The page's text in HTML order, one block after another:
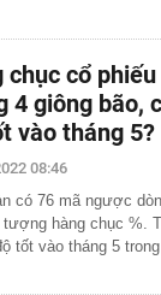
chục cổ
4 giông bão,
vào tháng 5?
08:46
có 76 mã ngược
tượng hàng chục %.
tốt vào tháng 5